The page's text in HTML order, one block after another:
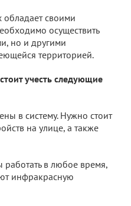
своими
осуществить
но и другими
территорией.
учесть следующие
в систему. Нужно стоит
на улице, а также
в любое время,
инфракрасную